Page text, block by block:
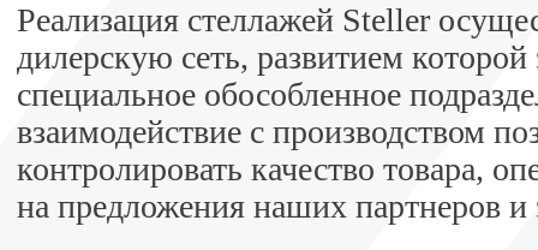
Реализация стеллажей Steller
дилерскую сеть, развитием которой
специальное обособленное
взаимодействие с производством
контролировать качество товара,
на предложения наших партнеров